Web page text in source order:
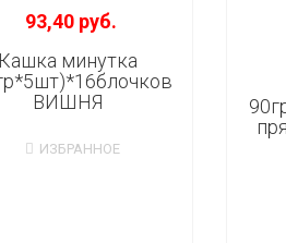
93,40 руб.
Кашка минутка
ВИШНЯ
ИЗБРАННОЕ